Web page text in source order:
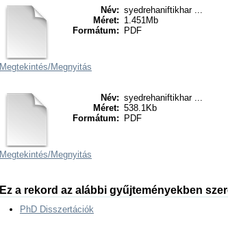
Név: syedrehaniftikhar ...
Méret: 1.451Mb
Formátum:
PDF
Megtekintés/Megnyitás
Név: syedrehaniftikhar ...
Méret: 538.1Kb
Formátum:
PDF
Megtekintés/Megnyitás
Ez a rekord az alábbi gyűjteményekben
PhD Disszertációk